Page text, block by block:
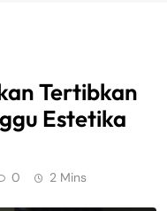
Tertibkan
Estetika
0 2 Mins